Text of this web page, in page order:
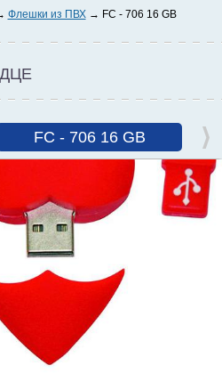
Флешки из ПВХ FC - 706 16 GB
FC - 706 16 GB